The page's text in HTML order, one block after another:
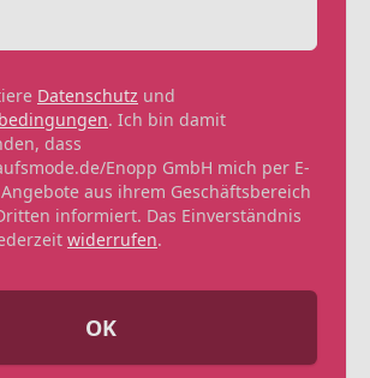
Datenschutz und
. Ich bin damit
dass
Enopp GmbH mich per E-
aus ihrem Geschäftsbereich
informiert. Das Einverständnis
widerrufen.
OK